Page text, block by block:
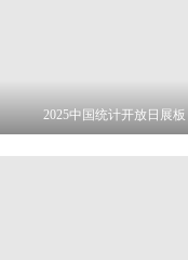
2025中国统计开放日展板